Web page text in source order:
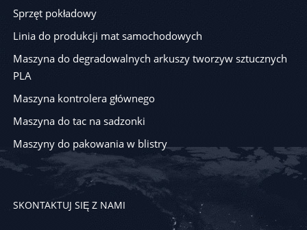
Sprzęt pokładowy
Linia do produkcji mat samochodowych
Maszyna do degradowalnych arkuszy tworzyw sztucznych
PLA
Maszyna kontrolera głównego
Maszyna do tac na sadzonki
Maszyny do pakowania w blistry
SKONTAKTUJ SIĘ Z NAMI